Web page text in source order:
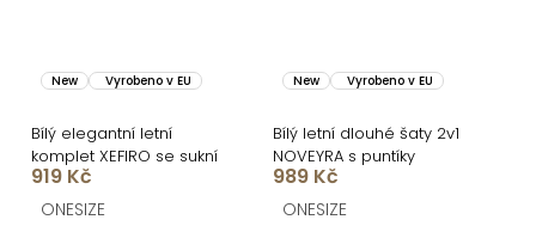
New Vyrobeno v EU
Bílý elegantní letní
komplet XEFIRO se sukní
919 Kč
ONESIZE
New Vyrobeno v EU
Bílý letní dlouhé šaty 2v1
NOVEYRA s puntíky
989 Kč
ONESIZE